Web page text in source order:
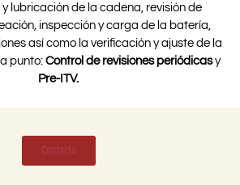
lubricación de la cadena, revisión de
inspección y carga de la batería,
así como la verificación y ajuste de la
punto: Control de revisiones periódicasy
Pre-ITV.
Contacto